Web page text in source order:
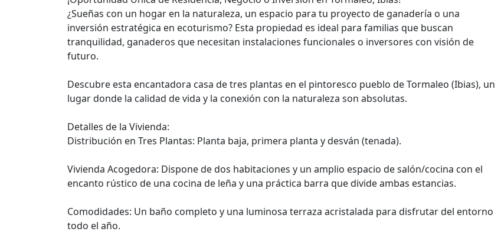
¿Sueñas con un hogar en la naturaleza, un espacio para tu proyecto de ganadería o una
inversión estratégica en ecoturismo? Esta propiedad es ideal para familias que buscan
tranquilidad, ganaderos que necesitan instalaciones funcionales o inversores con visión de
futuro.
Descubre esta encantadora casa de tres plantas en el pintoresco pueblo de Tormaleo (Ibias), un
lugar donde la calidad de vida y la conexión con la naturaleza son absolutas.
Detalles de la Vivienda:
Distribución en Tres Plantas: Planta baja, primera planta y desván (tenada).
Vivienda Acogedora: Dispone de dos habitaciones y un amplio espacio de salón/cocina con el
encanto rústico de una cocina de leña y una práctica barra que divide ambas estancias.
Comodidades: Un baño completo y una luminosa terraza acristalada para disfrutar del entorno
todo el año.